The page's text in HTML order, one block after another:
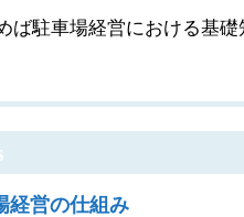
ば駐車場経営における基
経営の仕組み